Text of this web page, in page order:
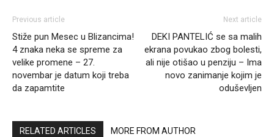
Previous article
Stiže pun Mesec u Blizancima!
4 znaka neka se spreme za
velike promene – 27.
novembar je datum koji treba
da zapamtite
Next article
DEKI PANTELIĆ se sa malih
ekrana povukao zbog bolesti,
ali nije otišao u penziju – Ima
novo zanimanje kojim je
oduševljen
RELATED ARTICLES MORE FROM AUTHOR